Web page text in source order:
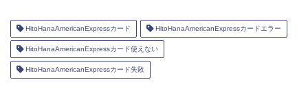
HitoHanaAmericanExpressカード HitoHanaAmericanExpressカードエラー
HitoHanaAmericanExpressカード使えない
HitoHanaAmericanExpressカード失敗